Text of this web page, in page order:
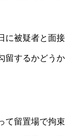
に被疑者と面接
留するかどうか
て留置場で拘束